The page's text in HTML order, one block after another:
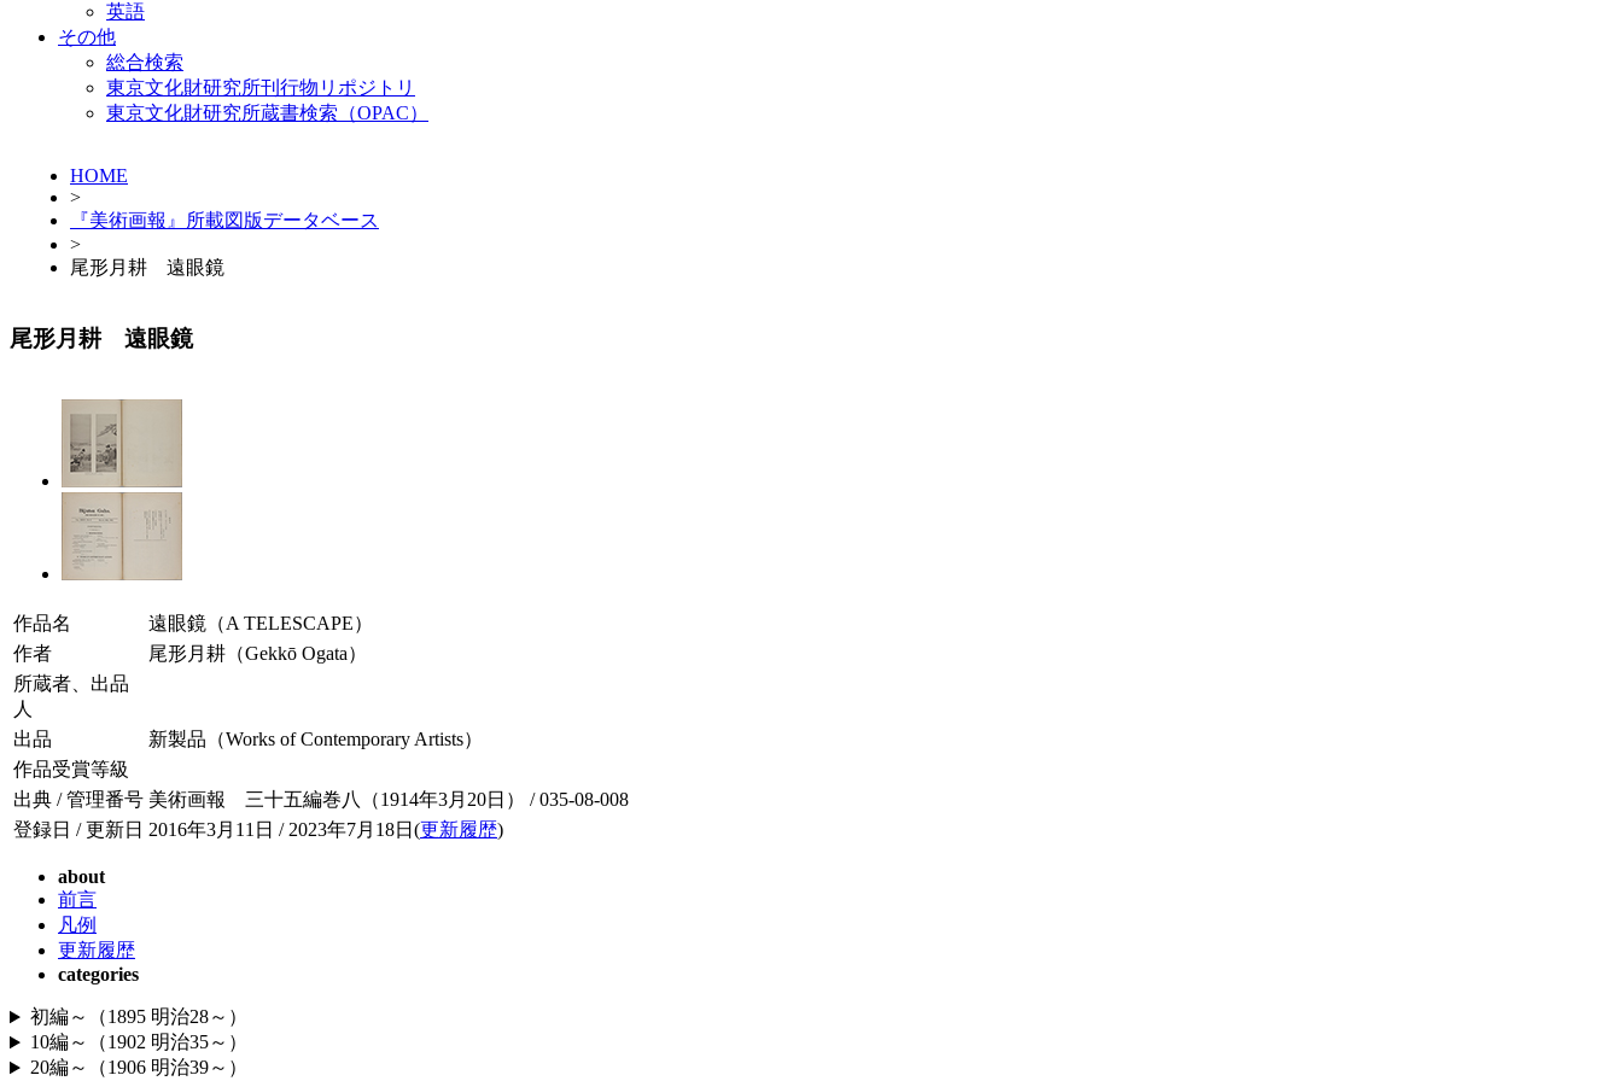
英語
その他
総合検索
東京文化財研究所刊行物リポジトリ
東京文化財研究所蔵書検索（OPAC）
HOME
>
『美術画報』所載図版データベース
>
尾形月耕 遠眼鏡
尾形月耕 遠眼鏡
作品名
遠眼鏡（A TELESCAPE）
作者
尾形月耕（Gekkō Ogata）
所蔵者、出品
人
出品
新製品（Works of Contemporary Artists）
作品受賞等級
出典 / 管理番号 美術画報 三十五編巻八（1914年3月20日） / 035-08-008
登録日 / 更新日 2016年3月11日 / 2023年7月18日(更新履歴)
about
前言
凡例
更新履歴
categories
初編～（1895 明治28～）
10編～（1902 明治35～）
20編～（1906 明治39～）